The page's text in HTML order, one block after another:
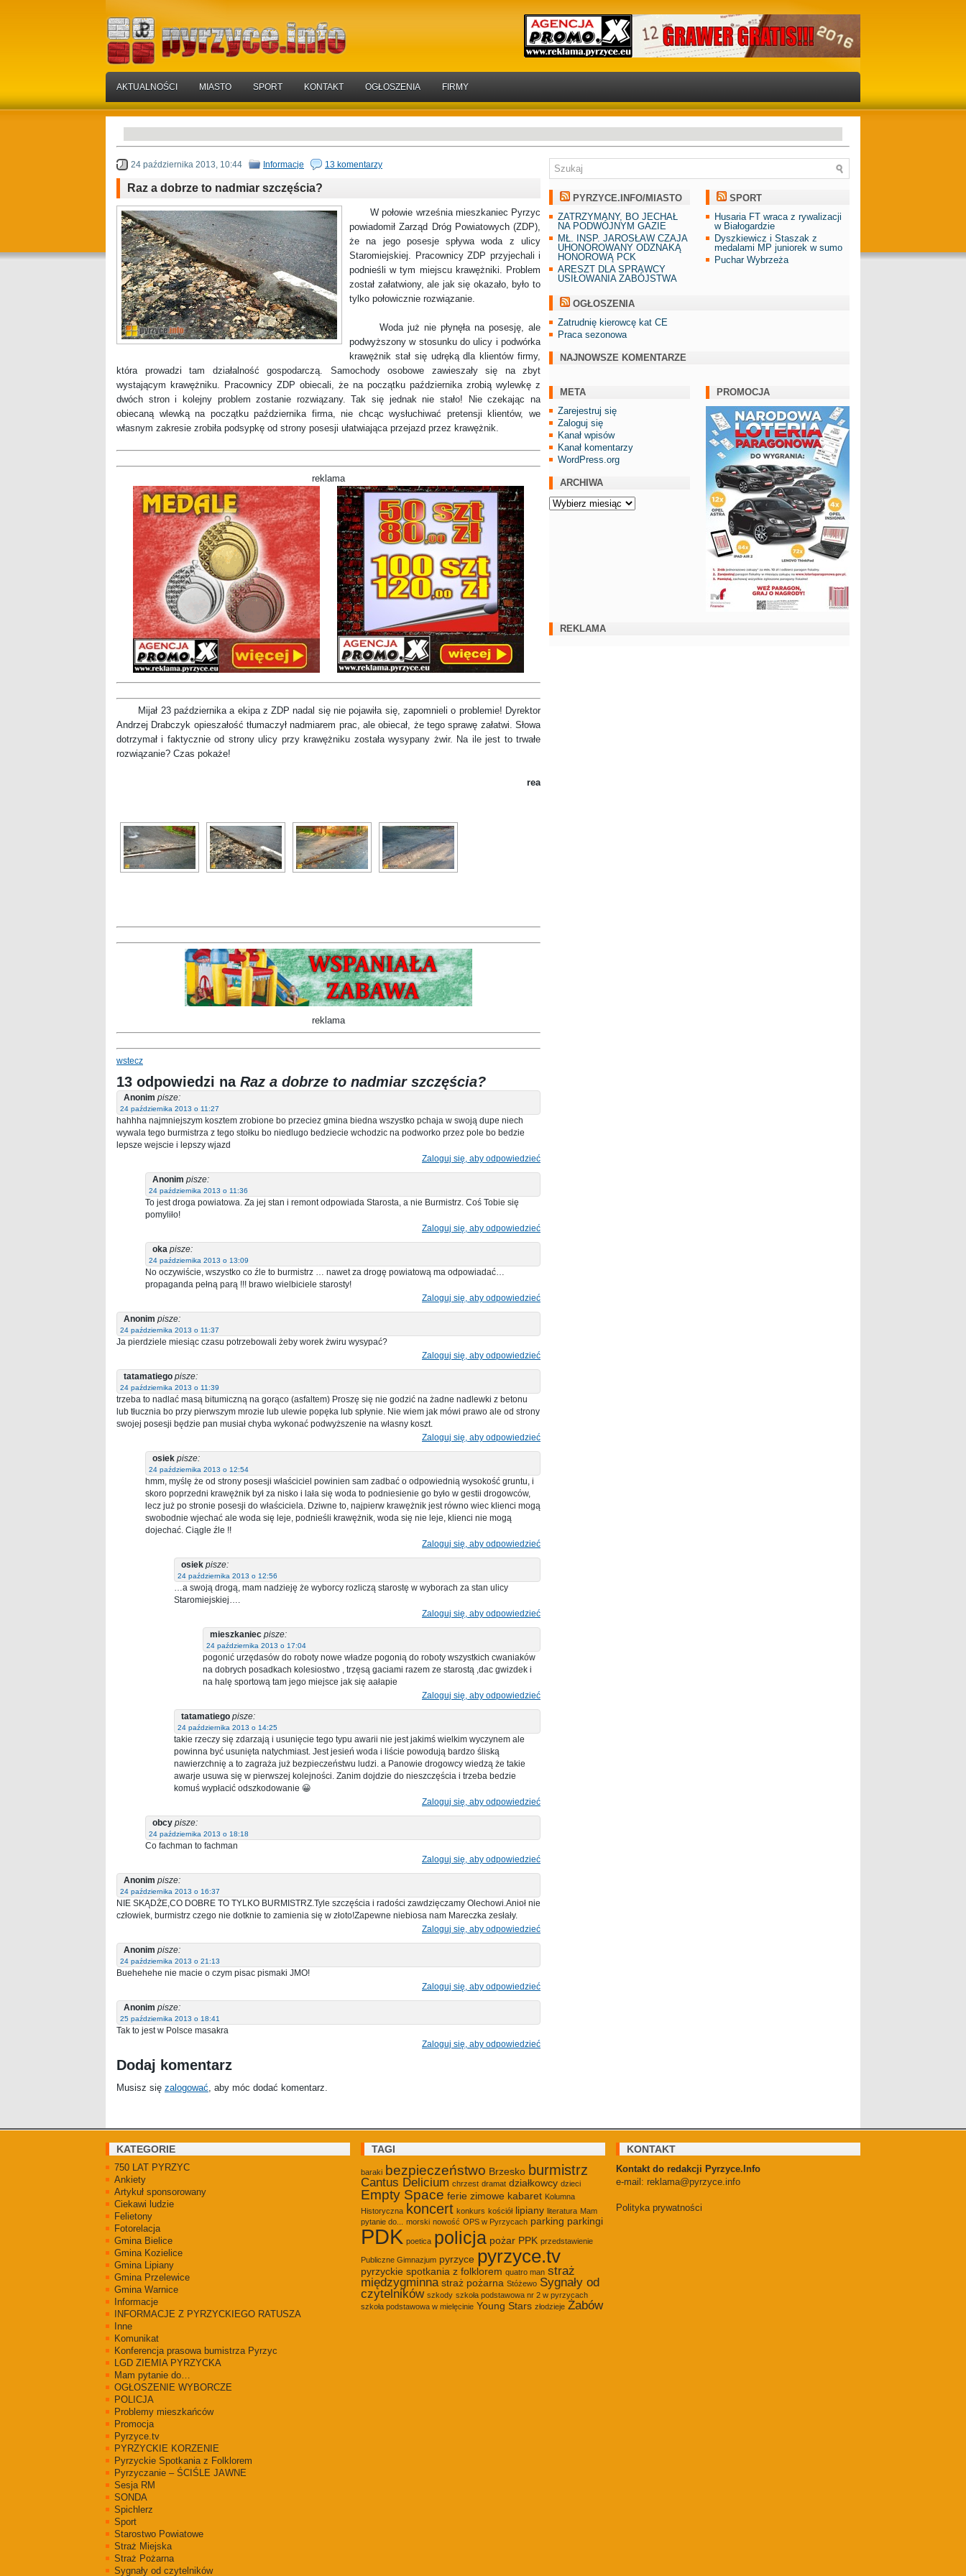
AKTUALNOŚCI MIASTO SPORT KONTAKT OGŁOSZENIA FIRMY
24 października 2013, 10:44 Informacje 13 komentarzy
Raz a dobrze to nadmiar szczęścia?
W połowie września mieszkaniec Pyrzyc
powiadomił Zarząd Dróg Powiatowych (ZDP),
że na jego posesje spływa woda z ulicy
Staromiejskiej. Pracownicy ZDP przyjechali i
podnieśli w tym miejscu krawężniki. Problem
został załatwiony, ale jak się okazało, było to
tylko połowicznie rozwiązanie.
Woda już nie płynęła na posesję, ale
podwyższony w stosunku do ulicy i podwórka
krawężnik stał się udręką dla klientów firmy,
która prowadzi tam działalność gospodarczą. Samochody osobowe zawieszały się na zbyt
wystającym krawężniku. Pracownicy ZDP obiecali, że na początku października zrobią wylewkę z
dwóch stron i kolejny problem zostanie rozwiązany. Tak się jednak nie stało! Nie czekając na
obiecaną wlewką na początku października firma, nie chcąc wysłuchiwać pretensji klientów, we
własnym zakresie zrobiła podsypkę od strony posesji ułatwiająca przejazd przez krawężnik.
reklama
Mijał 23 października a ekipa z ZDP nadal się nie pojawiła się, zapomnieli o problemie! Dyrektor
Andrzej Drabczyk opieszałość tłumaczył nadmiarem prac, ale obiecał, że tego sprawę załatwi. Słowa
dotrzymał i faktycznie od strony ulicy przy krawężniku została wysypany żwir. Na ile jest to trwałe
rozwiązanie? Czas pokaże!
rea
reklama
wstecz
13 odpowiedzi na Raz a dobrze to nadmiar szczęścia?
Anonim pisze:
24 października 2013 o 11:27
hahhha najmniejszym kosztem zrobione bo przeciez gmina biedna wszystko pchaja w swoją dupe niech
wywala tego burmistrza z tego stołku bo niedlugo bedziecie wchodzic na podworko przez pole bo bedzie
lepsze wejscie i lepszy wjazd
Zaloguj się, aby odpowiedzieć
Anonim pisze:
24 października 2013 o 11:36
To jest droga powiatowa. Za jej stan i remont odpowiada Starosta, a nie Burmistrz. Coś Tobie się
pomyliło!
Zaloguj się, aby odpowiedzieć
oka pisze:
24 października 2013 o 13:09
No oczywiście, wszystko co źle to burmistrz … nawet za drogę powiatową ma odpowiadać…
propaganda pełną parą !!! brawo wielbiciele starosty!
Zaloguj się, aby odpowiedzieć
Anonim pisze:
24 października 2013 o 11:37
Ja pierdziele miesiąc czasu potrzebowali żeby worek żwiru wysypać?
Zaloguj się, aby odpowiedzieć
tatamatiego pisze:
24 października 2013 o 11:39
trzeba to nadlać masą bitumiczną na gorąco (asfaltem) Proszę się nie godzić na żadne nadlewki z betonu
lub tłucznia bo przy pierwszym mrozie lub ulewie popęka lub spłynie. Nie wiem jak mówi prawo ale od strony
swojej posesji będzie pan musiał chyba wykonać podwyższenie na własny koszt.
Zaloguj się, aby odpowiedzieć
osiek pisze:
24 października 2013 o 12:54
hmm, myślę że od strony posesji właściciel powinien sam zadbać o odpowiednią wysokość gruntu, i
skoro poprzedni krawężnik był za nisko i lała się woda to podniesienie go było w gestii drogowców,
lecz już po stronie posesji do właściciela. Dziwne to, najpierw krawężnik jest równo wiec klienci mogą
swobodnie wjechać ale woda się leje, podnieśli krawężnik, woda się nie leje, klienci nie mogą
dojechać. Ciągle źle !!
Zaloguj się, aby odpowiedzieć
osiek pisze:
24 października 2013 o 12:56
…a swoją drogą, mam nadzieję że wyborcy rozliczą starostę w wyborach za stan ulicy
Staromiejskiej….
Zaloguj się, aby odpowiedzieć
mieszkaniec pisze:
24 października 2013 o 17:04
pogonić urzędasów do roboty nowe władze pogonią do roboty wszystkich cwaniaków
na dobrych posadkach kolesiostwo , trzęsą gaciami razem ze starostą ,dac gwizdek i
na halę sportową tam jego miejsce jak się aałapie
Zaloguj się, aby odpowiedzieć
tatamatiego pisze:
24 października 2013 o 14:25
takie rzeczy się zdarzają i usunięcie tego typu awarii nie jest jakimś wielkim wyczynem ale
powinna być usunięta natychmiast. Jest jesień woda i liście powodują bardzo śliską
nawierzchnię a to zagraża już bezpieczeństwu ludzi. a Panowie drogowcy wiedzą że takie
awarje usuwa się w pierwszej kolejności. Zanim dojdzie do nieszczęścia i trzeba bedzie
komuś wypłacić odszkodowanie 😀
Zaloguj się, aby odpowiedzieć
obcy pisze:
24 października 2013 o 18:18
Co fachman to fachman
Zaloguj się, aby odpowiedzieć
Anonim pisze:
24 października 2013 o 16:37
NIE SKĄDŻE,CO DOBRE TO TYLKO BURMISTRZ.Tyle szczęścia i radości zawdzięczamy Olechowi.Anioł nie
człowiek, burmistrz czego nie dotknie to zamienia się w złoto!Zapewne niebiosa nam Mareczka zesłały.
Zaloguj się, aby odpowiedzieć
Anonim pisze:
24 października 2013 o 21:13
Buehehehe nie macie o czym pisac pismaki JMO!
Zaloguj się, aby odpowiedzieć
Anonim pisze:
25 października 2013 o 18:41
Tak to jest w Polsce masakra
Zaloguj się, aby odpowiedzieć
Dodaj komentarz
Musisz się zalogować , aby móc dodać komentarz.
PYRZYCE.INFO/MIASTO
ZATRZYMANY, BO JECHAŁ
NA PODWÓJNYM GAZIE
MŁ. INSP. JAROSŁAW CZAJA
UHONOROWANY ODZNAKĄ
HONOROWĄ PCK
ARESZT DLA SPRAWCY
USIŁOWANIA ZABÓJSTWA
SPORT
Husaria FT wraca z rywalizacji
w Białogardzie
Dyszkiewicz i Staszak z
medalami MP juniorek w sumo
Puchar Wybrzeża
OGŁOSZENIA
Zatrudnię kierowcę kat CE
Praca sezonowa
NAJNOWSZE KOMENTARZE
META
Zarejestruj się
Zaloguj się
Kanał wpisów
Kanał komentarzy
WordPress.org
ARCHIWA
Archiwa
PROMOCJA
REKLAMA
KATEGORIE
750 LAT PYRZYC
Ankiety
Artykuł sponsorowany
Ciekawi ludzie
Felietony
Fotorelacja
Gmina Bielice
Gmina Kozielice
Gmina Lipiany
Gmina Przelewice
Gmina Warnice
Informacje
INFORMACJE Z PYRZYCKIEGO RATUSZA
Inne
Komunikat
Konferencja prasowa bumistrza Pyrzyc
LGD ZIEMIA PYRZYCKA
Mam pytanie do…
OGŁOSZENIE WYBORCZE
POLICJA
Problemy mieszkańców
Promocja
Pyrzyce.tv
PYRZYCKIE KORZENIE
Pyrzyckie Spotkania z Folklorem
Pyrzyczanie – ŚCIŚLE JAWNE
Sesja RM
SONDA
Spichlerz
Sport
Starostwo Powiatowe
Straż Miejska
Straż Pożarna
Sygnały od czytelników
TAGI
baraki bezpieczeństwo Brzesko burmistrz
Cantus Delicium chrzest dramat działkowcy dzieci
Empty Space ferie zimowe kabaret Kolumna
Historyczna koncert konkurs kościół lipiany literatura Mam
pytanie do...
morski nowość OPS w Pyrzycach parking parkingi
PDK poetica policja pożar PPK przedstawienie
Publiczne Gimnazjum pyrzyce pyrzyce.tv
pyrzyckie spotkania z folklorem quatro man straż
międzygminna straż pożarna Stóżewo Sygnały od
czytelników szkody szkoła podstawowa nr 2 w pyrzycach
szkoła podstawowa w mielęcinie Young Stars złodzieje Żabów
KONTAKT
Kontakt do redakcji Pyrzyce.Info
e-mail: reklama@pyrzyce.info
Polityka prywatności